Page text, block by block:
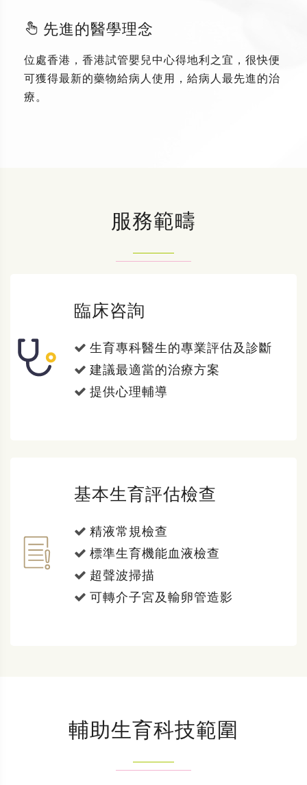
先進的醫學理念
位處香港，香港試管嬰兒中心得地利之宜，很快便
可獲得最新的藥物給病人使用，給病人最先進的治
療。
服務範疇
臨床咨詢
生育專科醫生的專業評估及診斷
建議最適當的治療方案
提供心理輔導
基本生育評估檢查
精液常規檢查
標準生育機能血液檢查
超聲波掃描
可轉介子宮及輸卵管造影
輔助生育科技範圍